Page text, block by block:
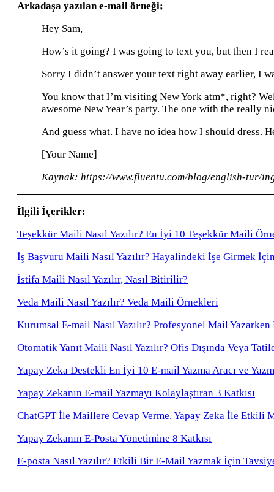
Arkadaşa yazılan e-mail örneği;
Hey Sam,
How’s it going? I was going to text you, but then I
Sorry I didn’t answer your text right away earlier, I
You know that I’m visiting New York atm*, right?
awesome New Year’s party. The one with the really
And guess what. I have no idea how I should dress.
[Your Name]
Kaynak: https://www.fluentu.com/blog/english-tur/
İlgili İçerikler:
Teşekkür Maili Nasıl Yazılır? En İyi 10 Teşekkür Maili
İş Başvuru Maili Nasıl Yazılır? Hayalindeki İşe Girmek
İstifa Maili Nasıl Yazılır, Nasıl Bitirilir?
Veda Maili Nasıl Yazılır? Veda Maili Örnekleri
Kurumsal E-mail Nasıl Yazılır? Profesyonel Mail
Otomatik Yanıt Maili Nasıl Yazılır? Ofis Dışında Veya
Yapay Zeka Destekli En İyi 10 E-mail Yazma Aracı ve
Yapay Zekanın E-mail Yazmayı Kolaylaştıran 3 Katkısı
ChatGPT İle Maillere Cevap Verme, Yapay Zeka İle Etkili
Yapay Zekanın E-Posta Yönetimine 8 Katkısı
E-posta Nasıl Yazılır? Etkili Bir E-Mail Yazmak İçin